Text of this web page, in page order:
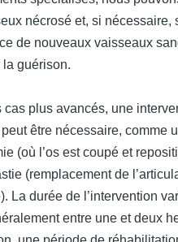
nécrosé et, si nécessaire,
de nouveaux vaisseaux
la guérison.
cas plus avancés, une
être nécessaire, comme
(où l’os est coupé et
(remplacement de
La durée de l’intervention
entre une et deux